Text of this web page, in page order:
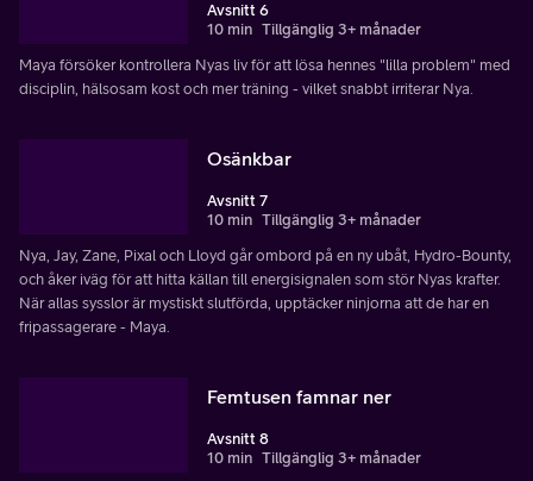
Avsnitt 6
10 min Tillgänglig 3+ månader
Maya försöker kontrollera Nyas liv för att lösa hennes "lilla problem" med
disciplin, hälsosam kost och mer träning - vilket snabbt irriterar Nya.
Osänkbar
Avsnitt 7
10 min Tillgänglig 3+ månader
Nya, Jay, Zane, Pixal och Lloyd går ombord på en ny ubåt, Hydro-Bounty,
och åker iväg för att hitta källan till energisignalen som stör Nyas krafter.
När allas sysslor är mystiskt slutförda, upptäcker ninjorna att de har en
fripassagerare - Maya.
Femtusen famnar ner
Avsnitt 8
10 min Tillgänglig 3+ månader